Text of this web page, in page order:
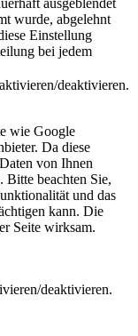
wurde, abgelehnt
Einstellung
bei jedem
deaktivieren.
wie Google
Da diese
von Ihnen
Bitte beachten Sie,
und das
kann. Die
Seite wirksam.
deaktivieren.